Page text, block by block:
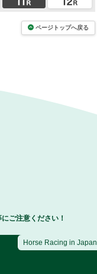
ページトップへ戻る
ご注意ください！
Horse Racing in Japan